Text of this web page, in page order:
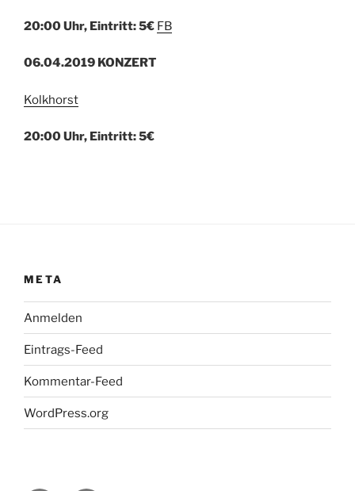
20:00 Uhr, Eintritt: 5€ FB
06.04.2019 KONZERT
Kolkhorst
20:00 Uhr, Eintritt: 5€
META
Anmelden
Eintrags-Feed
Kommentar-Feed
WordPress.org